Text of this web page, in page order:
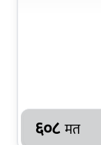
६०८ मत